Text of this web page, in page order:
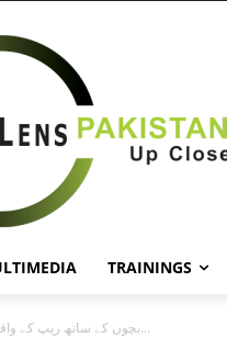
TRAININGS
بچوں کے ساتھ ریپ کے واقعات میں اضافہ ‘ والدین میں تشویش...